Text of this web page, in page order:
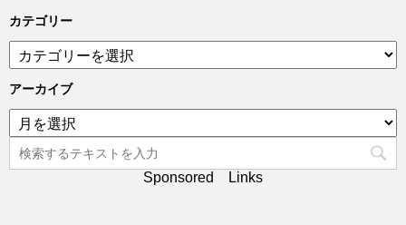
カテゴリー
テ
ゴ
リ
ー
アーカイブ
ア
ー
カ
イ
Sponsored Links